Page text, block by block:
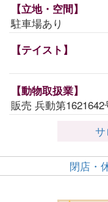
【立地・空間】
駐車場あり
【テイスト】
【動物取扱業】
販売 兵動第
閉店・